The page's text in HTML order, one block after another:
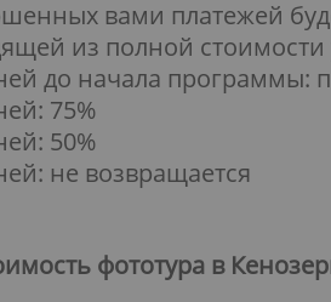
вами платежей
из полной стоимости
до начала программы:
75%
50%
не возвращается
фототура в